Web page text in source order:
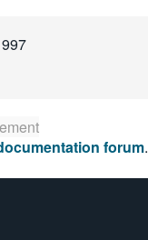
forum.